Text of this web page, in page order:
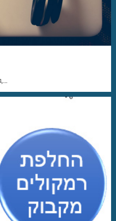
גם ציוד יקר, כמו מק של חברת אפל,…